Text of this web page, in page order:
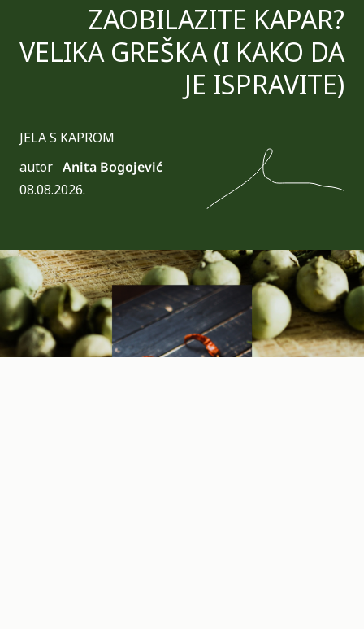
ZAOBILAZITE KAPAR?
VELIKA GREŠKA (I KAKO DA
JE ISPRAVITE)
JELA S KAPROM
autor Anita Bogojević
08.08.2026.